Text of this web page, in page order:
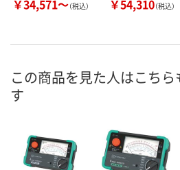
￥34,571～（税込） ￥54,310（税込）
この商品を見た人はこち
す